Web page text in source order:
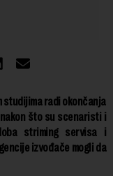
studijima radi okončanja
što su scenaristi i
striming servisa i
izvođače mogli da